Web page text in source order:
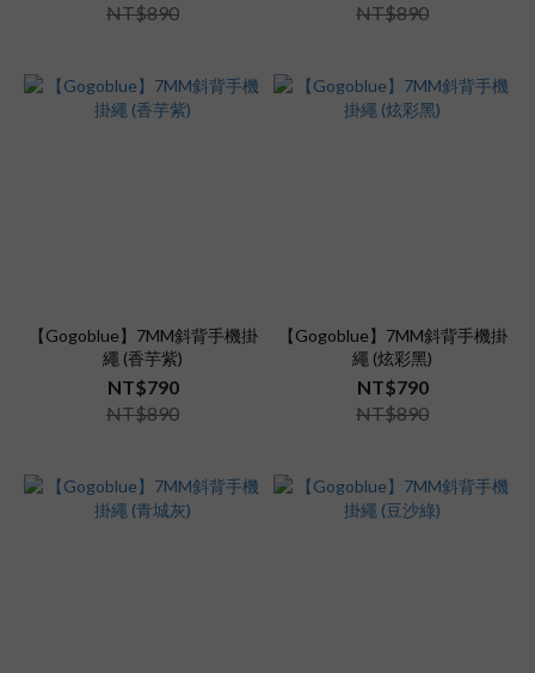
NT$890
NT$890
【Gogoblue】7MM斜背手機掛
繩 (香芋紫)
NT$790
NT$890
【Gogoblue】7MM斜背手機掛
繩 (炫彩黑)
NT$790
NT$890